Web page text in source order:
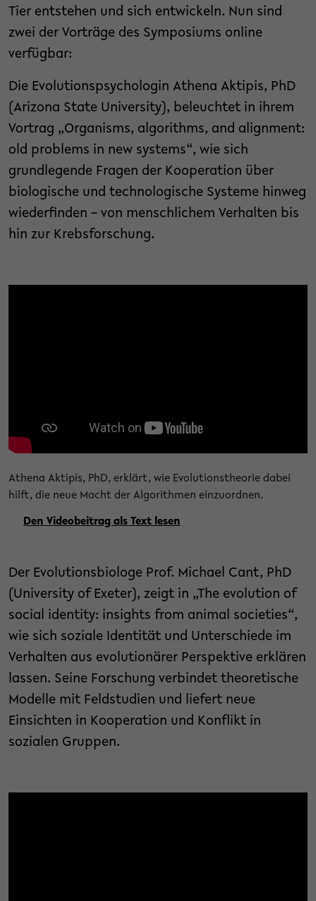
Tier entstehen und sich entwickeln. Nun sind
zwei der Vorträge des Symposiums online
verfügbar:
Die Evolutionspsychologin Athena Aktipis, PhD
(Arizona State University), beleuchtet in ihrem
Vortrag „Organisms, algorithms, and alignment:
old problems in new systems“, wie sich
grundlegende Fragen der Kooperation über
biologische und technologische Systeme hinweg
wiederfinden – von menschlichem Verhalten bis
hin zur Krebsforschung.
Athena Aktipis, PhD, erklärt, wie Evolutionstheorie dabei
hilft, die neue Macht der Algorithmen einzuordnen.
Den Videobeitrag als Text lesen
Der Evolutionsbiologe Prof. Michael Cant, PhD
(University of Exeter), zeigt in „The evolution of
social identity: insights from animal societies“,
wie sich soziale Identität und Unterschiede im
Verhalten aus evolutionärer Perspektive erklären
lassen. Seine Forschung verbindet theoretische
Modelle mit Feldstudien und liefert neue
Einsichten in Kooperation und Konflikt in
sozialen Gruppen.